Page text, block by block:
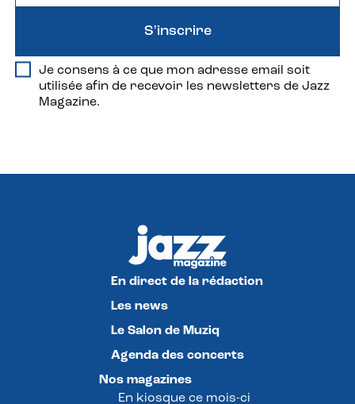
Je consens à ce que mon adresse email soit
utilisée afin de recevoir les newsletters de Jazz
Magazine.
S'inscrire
En direct de la rédaction
Les news
Le Salon de Muziq
Agenda des concerts
Nos magazines
En kiosque ce mois-ci